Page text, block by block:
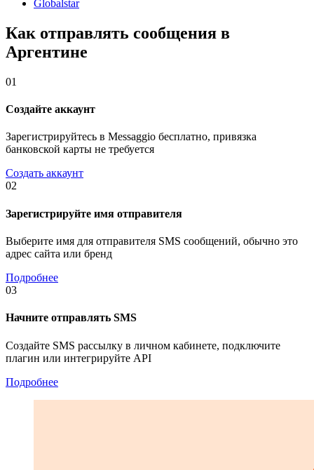
Globalstar
Как отправлять сообщения в
Аргентине
01
Создайте аккаунт
Зарегистрируйтесь в Messaggio бесплатно, привязка
банковской карты не требуется
Создать аккаунт
02
Зарегистрируйте имя отправителя
Выберите имя для отправителя SMS сообщений, обычно это
адрес сайта или бренд
Подробнее
03
Начните отправлять SMS
Создайте SMS рассылку в личном кабинете, подключите
плагин или интегрируйте API
Подробнее